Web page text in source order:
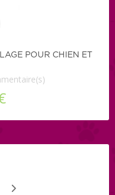
POUR CHIEN ET